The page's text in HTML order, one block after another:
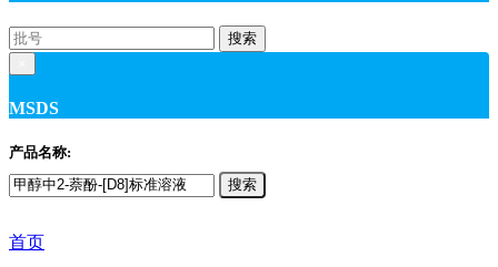
搜索
MSDS
产品名称:
搜索
首页